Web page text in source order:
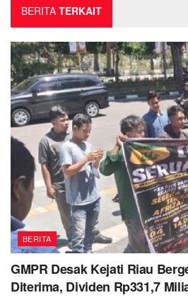
BERITA TERKAIT
BERITA
GMPR Desak Kejati Riau
Diterima, Dividen Rp331,7